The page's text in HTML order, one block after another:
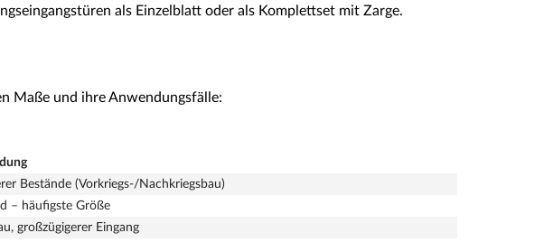
als Einzelblatt oder als Komplettset mit Zarge.
Maße und ihre Anwendungsfälle:
Bestände (Vorkriegs-/Nachkriegsbau)
– häufigste Größe
großzügigerer Eingang